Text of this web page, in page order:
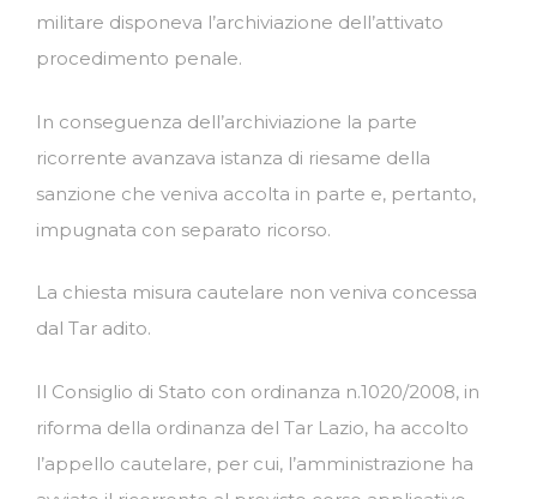
militare disponeva l’archiviazione dell’attivato
procedimento penale.
In conseguenza dell’archiviazione la parte
ricorrente avanzava istanza di riesame della
sanzione che veniva accolta in parte e, pertanto,
impugnata con separato ricorso.
La chiesta misura cautelare non veniva concessa
dal Tar adito.
Il Consiglio di Stato con ordinanza n.1020/2008, in
riforma della ordinanza del Tar Lazio, ha accolto
l’appello cautelare, per cui, l’amministrazione ha